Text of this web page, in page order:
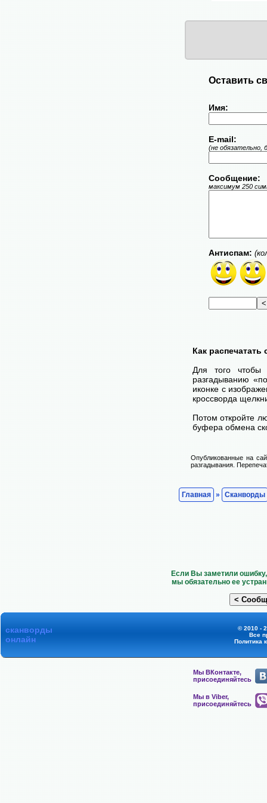
Оставить
Имя:
E-mail:
(не обязательно,
Сообщение:
максимум 250
Антиспам:
Как
Для того чтобы
разгадыванию
иконке с
кроссворда
Потом откройте
буфера обмена
Опубликованные на
разгадывания.
Главная » Сканворды
Если Вы заметили
мы обязательно ее
сканворды
онлайн
© 2010 -
Все
Политика
Мы ВКонтакте,
присоединяйтесь
Мы в Viber,
присоединяйтесь